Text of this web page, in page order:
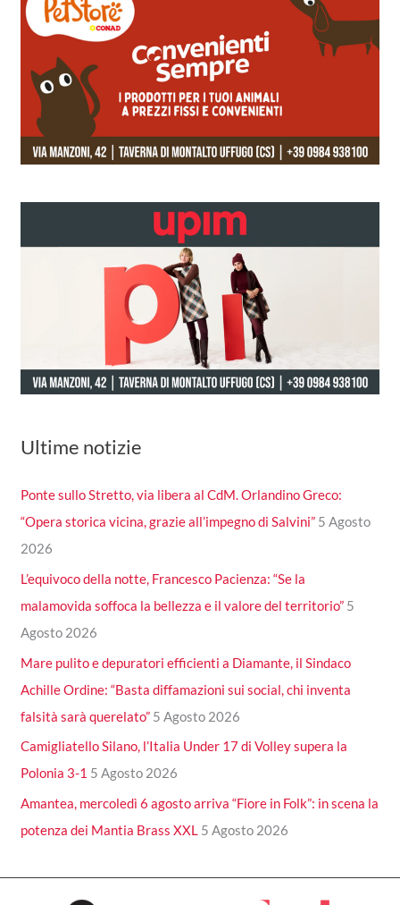
Ultime notizie
Ponte sullo Stretto, via libera al CdM. Orlandino Greco:
“Opera storica vicina, grazie all’impegno di Salvini” 5 Agosto
2026
L’equivoco della notte, Francesco Pacienza: “Se la
malamovida soffoca la bellezza e il valore del territorio” 5
Agosto 2026
Mare pulito e depuratori efficienti a Diamante, il Sindaco
Achille Ordine: “Basta diffamazioni sui social, chi inventa
falsità sarà querelato” 5 Agosto 2026
Camigliatello Silano, l’Italia Under 17 di Volley supera la
Polonia 3-1 5 Agosto 2026
Amantea, mercoledì 6 agosto arriva “Fiore in Folk”: in scena la
potenza dei Mantia Brass XXL 5 Agosto 2026